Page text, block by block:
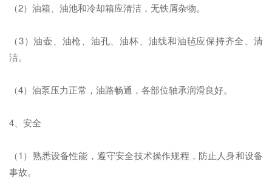
（2）油箱、油池和冷却箱应清洁，无铁屑杂物。
（3）油壶、油枪、油孔、油杯、油线和油毡应保持齐全、清
洁。
（4）油泵压力正常，油路畅通，各部位轴承润滑良好。
4、安全
（1）熟悉设备性能，遵守安全技术操作规程，防止人身和设备
事故。